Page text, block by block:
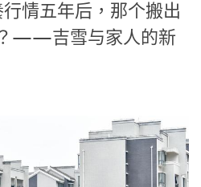
情五年后，那个搬出
——吉雪与家人的新